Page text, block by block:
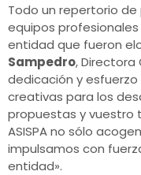
Todo un repertorio
equipos
entidad que fueron
Sampedro, Directora
dedicación y
creativas para los
propuestas y vuestro
ASISPA no sólo
impulsamos con
entidad».